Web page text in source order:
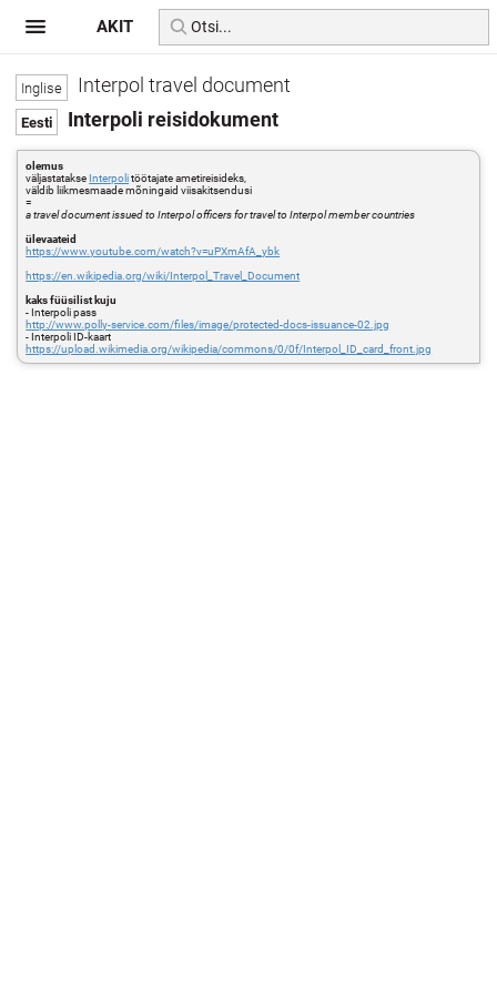
Interpol travel document
Interpoli reisidokument
olemus
väljastatakse Interpolitöötajate ametireisideks,
väldib liikmesmaade mõningaid viisakitsendusi
=
a travel document issued to Interpol officers for travel to Interpol member countries
ülevaateid
https://www.youtube.com/watch?v=uPXmAfA_ybk
https://en.wikipedia.org/wiki/Interpol_Travel_Document
kaks füüsilist kuju
- Interpoli pass
http://www.polly-service.com/files/image/protected-docs-issuance-02.jpg
- Interpoli ID-kaart
https://upload.wikimedia.org/wikipedia/commons/0/0f/Interpol_ID_card_front.jpg
AKIT